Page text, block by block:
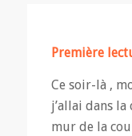
Première
Ce soir-là ,
j’allai dans
mur de la